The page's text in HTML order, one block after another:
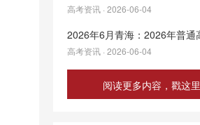
高考资讯 · 2026-06-04
高考资讯 · 2026-06-04
阅读更多内容，戳这里